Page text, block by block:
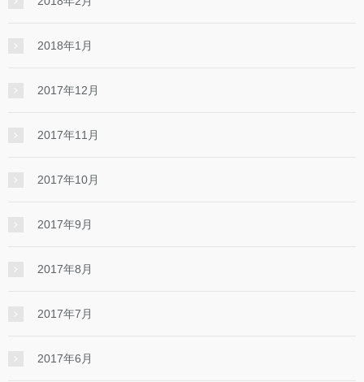
2018年1月
2017年12月
2017年11月
2017年10月
2017年9月
2017年8月
2017年7月
2017年6月